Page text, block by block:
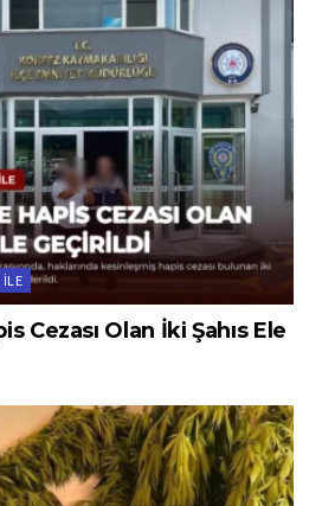
ILE
Cezası Olan İki Şahıs Ele